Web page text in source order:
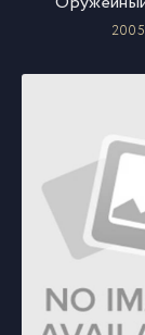
2005